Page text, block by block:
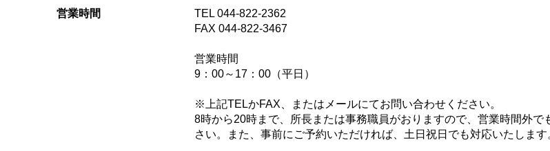
営業時間
TEL 044-822-2362
FAX 044-822-3467
営業時間
9：00～17：00（平日）
※上記TELかFAX、またはメールにてお問い合わせください。
8時から20時まで、所長または事務職員がおりますので、営業時間外で
さい。また、事前にご予約いただければ、土日祝日でも対応いたします